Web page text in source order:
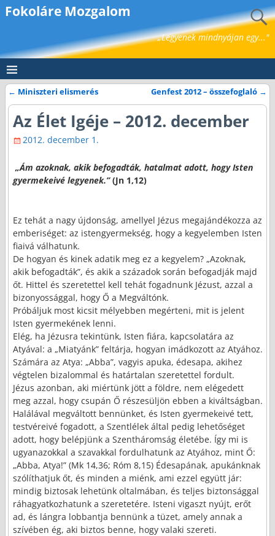
Fokoláre Mozgalom
„Legyenek mindnyájan egy..."
Bejegyzés navigáció
← Miniszteri elismerés Genfest 2012 – összefoglaló →
Az Élet Igéje – 2012. december
2012. december 1.
„Ám azoknak, akik befogadták, hatalmat adott, hogy Isten
gyermekeivé legyenek.”(Jn 1,12)
Ez tehát a nagy újdonság, amellyel Jézus megajándékozza az
emberiséget: az istengyermekség, hogy a kegyelemben Isten
fiaivá válhatunk.
De hogyan és kinek adatik meg ez a kegyelem? „Azoknak,
akik befogadták”, és akik a századok során befogadják majd
őt. Hittel és szeretettel kell tehát fogadnunk Jézust, azzal a
bizonyossággal, hogy Ő a Megváltónk.
Próbáljuk most kicsit mélyebben megérteni, mit is jelent
Isten gyermekének lenni.
Elég, ha Jézusra tekintünk, Isten fiára, kapcsolatára az
Atyával: a „Miatyánk” feltárja, hogyan imádkozott az Atyához.
Számára az Atya: „Abba”, vagyis apuka, édesapa, akihez
végtelen bizalommal és határtalan szeretettel fordult.
Jézus azonban, aki miértünk jött a földre, nem elégedett
meg azzal, hogy csupán Ő részesüljön ebben a kiváltságban.
Halálával megváltott bennünket, és Isten gyermekeivé tett,
testvéreivé fogadott, a Szentlélek által pedig lehetőséget
adott, hogy belépjünk a Szentháromság életébe. Így mi is
ugyanazokkal a szavakkal fordulhatunk az Atyához, mint Ő:
„Abba, Atya!” (Mk 14,36; Róm 8,15) Édesapának, apukánknak
szólíthatjuk őt, és minden a miénk, ami ezzel együtt jár:
mindig biztosak lehetünk oltalmában, és teljes biztonsággal
ráhagyatkozhatunk a szeretetére. Isteni vigaszt nyújt, erőt
ad, és lángra lobbantja bennünk a tüzet, amely annak a
szívében ég, aki biztos benne, hogy valaki szereti.